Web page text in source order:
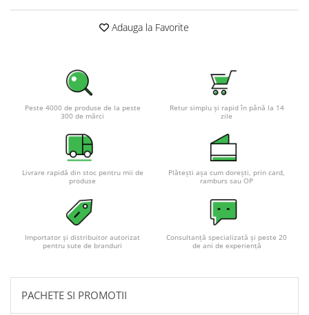
Sisteme fotovoltaice de putere
mica (rulota/caravan/case de
vacanta)
Sisteme fotovoltaice profesionale
Pachete sisteme fotovoltaice
Statii de incarcare vehicule
electrice
Statii de incarcare
Cabluri de incarcare vehicule
Prize de incarcare vehicule
Accesorii
Turbine eoliene pentru casă
Adauga la Favorite
Peste 4000 de produse de la peste
300 de mărci
Retur simplu și rapid în până la 14
zile
Livrare rapidă din stoc pentru mii de
produse
Plătești așa cum dorești, prin card,
ramburs sau OP
Importator și distribuitor autorizat
pentru sute de branduri
Consultanță specializată și peste 20
de ani de experiență
PACHETE SI PROMOTII